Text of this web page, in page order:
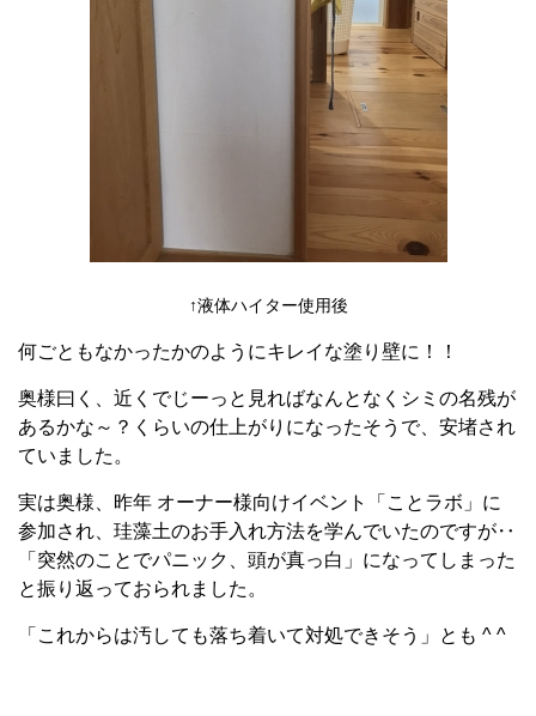
↑液体ハイター使用後
何ごともなかったかのようにキレイな塗り壁に！！
奥様曰く、近くでじーっと見ればなんとなくシミの名残が
あるかな～？くらいの仕上がりになったそうで、安堵され
ていました。
実は奥様、昨年 オーナー様向けイベント「ことラボ」に
参加され、珪藻土のお手入れ方法を学んでいたのですが‥
「突然のことでパニック、頭が真っ白」になってしまった
と振り返っておられました。
「これからは汚しても落ち着いて対処できそう」とも ^ ^